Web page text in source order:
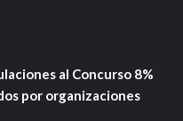
al Concurso 8%
por organizaciones